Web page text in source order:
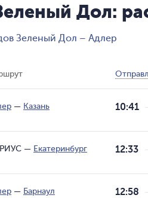
Дол:
Зеленый Дол – Адлер
— Казань 10:41
— Екатеринбург 12:33
— Барнаул 12:58